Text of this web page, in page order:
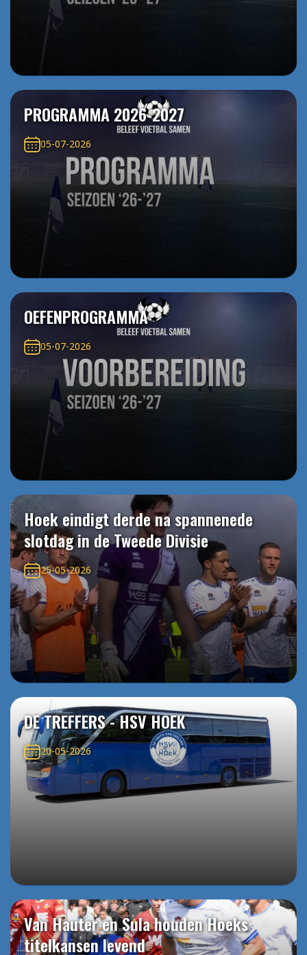
PROGRAMMA 2026-2027
05-07-2026
OEFENPROGRAMMA
05-07-2026
Hoek eindigt derde na spannenede
slotdag in de Tweede Divisie
25-05-2026
DE TREFFERS - HSV HOEK
20-05-2026
Van Hauter en Sula houden Hoeks
titelkansen levend